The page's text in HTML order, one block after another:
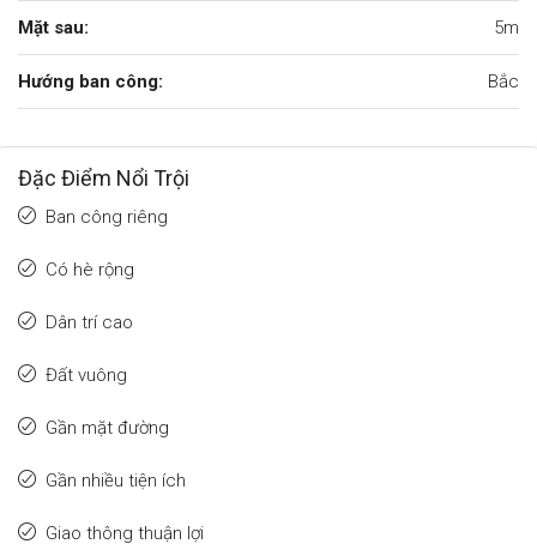
Mặt sau: 5m
Hướng ban công: Bắc
Đặc Điểm Nổi Trội
Ban công riêng
Có hè rộng
Dân trí cao
Đất vuông
Gần mặt đường
Gần nhiều tiện ích
Giao thông thuận lợi